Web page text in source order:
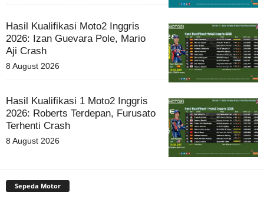
Hasil Kualifikasi Moto2 Inggris
2026: Izan Guevara Pole, Mario
Aji Crash
8 August 2026
Hasil Kualifikasi 1 Moto2 Inggris
2026: Roberts Terdepan, Furusato
Terhenti Crash
8 August 2026
Sepeda Motor